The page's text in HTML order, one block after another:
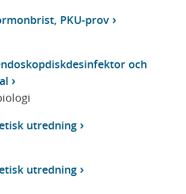
PKU-prov
och
utredning
utredning